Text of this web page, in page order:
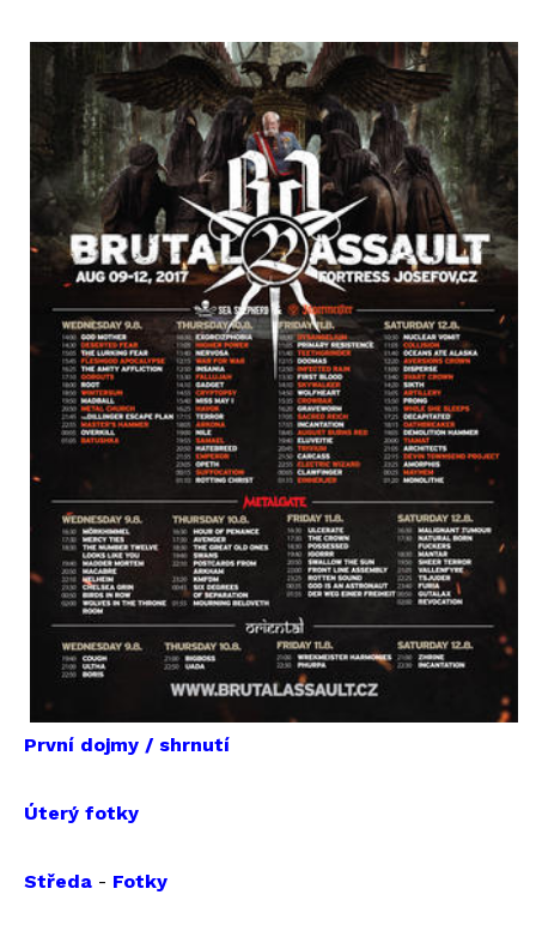
První dojmy / shrnutí
Úterý fotky
Středa - Fotky